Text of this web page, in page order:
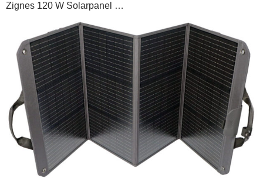
Zignes 120 W Solarpanel …